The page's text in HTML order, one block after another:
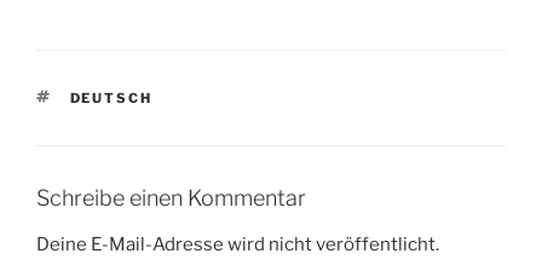
SCHLAGWÖRTER
DEUTSCH
Schreibe einen Kommentar
Deine E-Mail-Adresse wird nicht veröffentlicht.